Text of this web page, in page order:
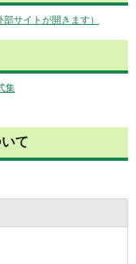
サイトが開きます）
集
て